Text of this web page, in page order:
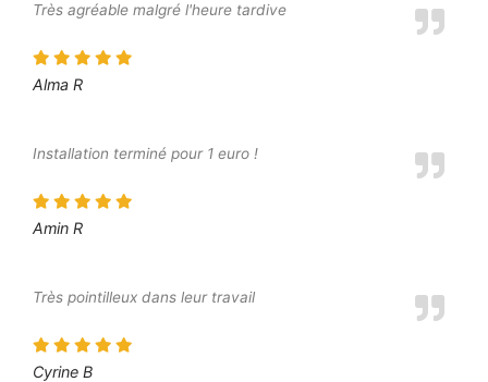
Très agréable malgré l'heure tardive
Alma R
Installation terminé pour 1 euro !
Amin R
Très pointilleux dans leur travail
Cyrine B